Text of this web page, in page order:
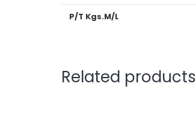
P/T Kgs.M/L
Related products